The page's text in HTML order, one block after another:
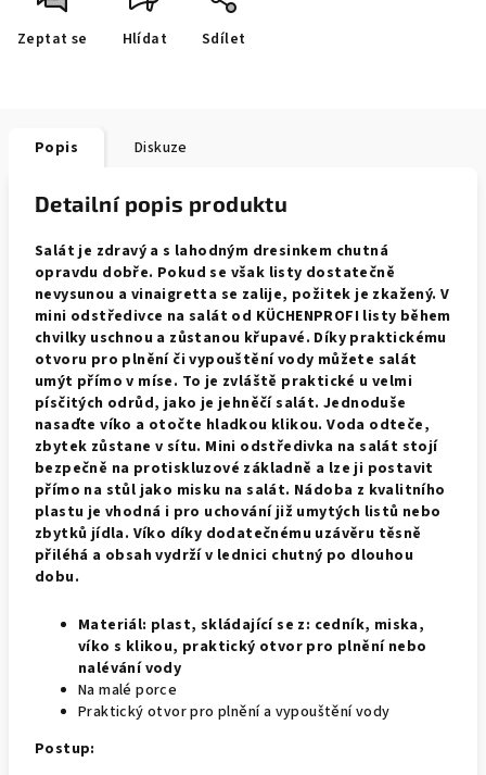
Zeptat se Hlídat Sdílet
Popis Diskuze
Detailní popis produktu
Salát je zdravý a s lahodným dresinkem chutná
opravdu dobře. Pokud se však listy dostatečně
nevysunou a vinaigretta se zalije, požitek je zkažený. V
mini odstředivce na salát od KÜCHENPROFI listy během
chvilky uschnou a zůstanou křupavé. Díky praktickému
otvoru pro plnění či vypouštění vody můžete salát
umýt přímo v míse. To je zvláště praktické u velmi
písčitých odrůd, jako je jehněčí salát. Jednoduše
nasaďte víko a otočte hladkou klikou. Voda odteče,
zbytek zůstane v sítu. Mini odstředivka na salát stojí
bezpečně na protiskluzové základně a lze ji postavit
přímo na stůl jako misku na salát. Nádoba z kvalitního
plastu je vhodná i pro uchování již umytých listů nebo
zbytků jídla. Víko díky dodatečnému uzávěru těsně
přiléhá a obsah vydrží v lednici chutný po dlouhou
dobu.
Materiál: plast, skládající se z: cedník, miska,
víko s klikou, praktický otvor pro plnění nebo
nalévání vody
Na malé porce
Praktický otvorpro plnění a vypouštění vody
Postup: